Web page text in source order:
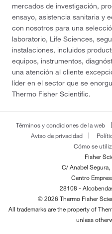
mercados de investigación,
ensayo, asistencia sanitaria y
con nosotros para una
laboratorio, Life Sciences,
instalaciones, incluidos
equipos, instrumentos,
una atención al cliente
líder en el sector que se
Thermo Fisher Scientific.
Términos y condiciones de la web
Aviso de privacidad
Cómo se
Fisher
C/ Anabel
Centro
28108 -
© 2026 Thermo Fisher
All trademarks are the property of
unless